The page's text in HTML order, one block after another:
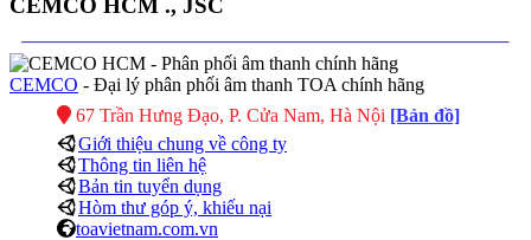
CEMCO HCM ., JSC
CEMCO - Đại lý phân phối âm thanh TOA chính hãng
67 Trần Hưng Đạo, P. Cửa Nam, Hà Nội [Bản đồ]
Giới thiệu chung về công ty
Thông tin liên hệ
Bản tin tuyển dụng
Hòm thư góp ý, khiếu nại
toavietnam.com.vn